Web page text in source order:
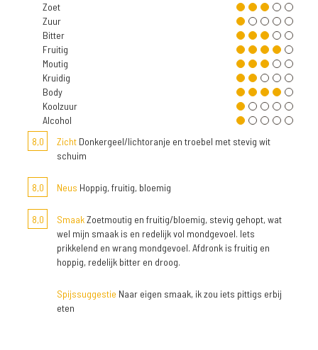
Zoet
Zuur
Bitter
Fruitig
Moutig
Kruidig
Body
Koolzuur
Alcohol
8,0
Zicht Donkergeel/lichtoranje en troebel met stevig wit
schuim
8,0 Neus Hoppig, fruitig, bloemig
8,0 SmaakZoetmoutig en fruitig/bloemig, stevig gehopt, wat
wel mijn smaak is en redelijk vol mondgevoel. Iets
prikkelend en wrang mondgevoel. Afdronk is fruitig en
hoppig, redelijk bitter en droog.
Spijssuggestie Naar eigen smaak, ik zou iets pittigs erbij
eten